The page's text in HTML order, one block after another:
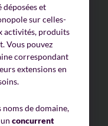
déposées et
sur celles-
activités, produits
Vous pouvez
correspondant
extensions en
noms de domaine,
concurrent